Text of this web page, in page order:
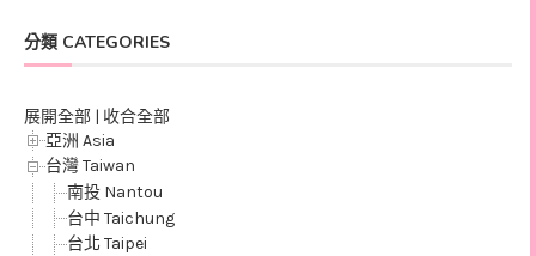
分類 CATEGORIES
展開全部 | 收合全部
亞洲 Asia
台灣 Taiwan
南投 Nantou
台中 Taichung
台北 Taipei